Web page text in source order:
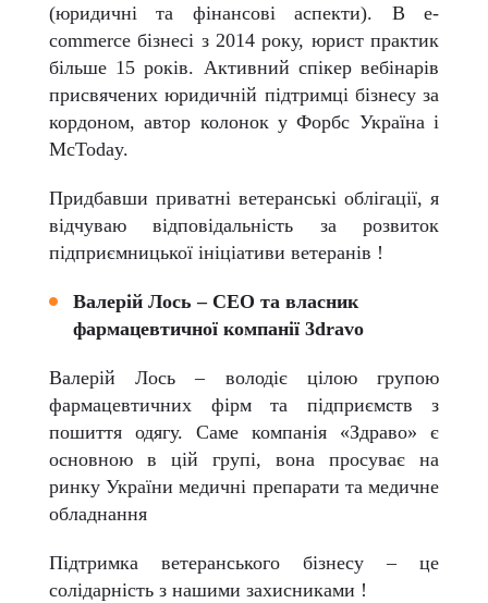
(юридичні та фінансові аспекти). В e-
commerce бізнесі з 2014 року, юрист практик
більше 15 років. Активний спікер вебінарів
присвячених юридичній підтримці бізнесу за
кордоном, автор колонок у Форбс Україна і
McToday.
Придбавши приватні ветеранські облігації, я
відчуваю відповідальність за розвиток
підприємницької ініціативи ветеранів !
Валерій Лось – СЕО та власник
фармацевтичної компанії 3dravo
Валерій Лось – володіє цілою групою
фармацевтичних фірм та підприємств з
пошиття одягу. Саме компанія «Здраво» є
основною в цій групі, вона просуває на
ринку України медичні препарати та медичне
обладнання
Підтримка ветеранського бізнесу – це
солідарність з нашими захисниками !